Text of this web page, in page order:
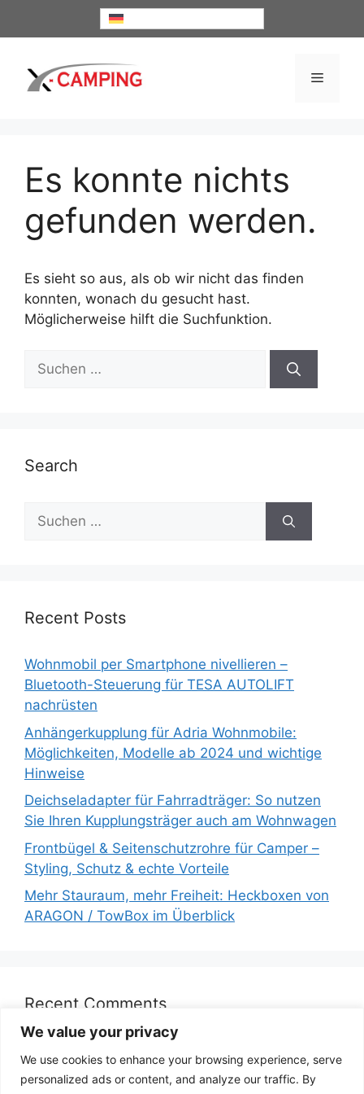
We value your privacy
We use cookies to enhance your browsing experience, serve
personalized ads or content, and analyze our traffic. By
Menü
Es konnte nichts
gefunden werden.
Es sieht so aus, als ob wir nicht das finden
konnten, wonach du gesucht hast.
Möglicherweise hilft die Suchfunktion.
Suche
nach:
Search
Suche
nach:
Recent Posts
Wohnmobil per Smartphone nivellieren –
Bluetooth-Steuerung für TESA AUTOLIFT
nachrüsten
Anhängerkupplung für Adria Wohnmobile:
Möglichkeiten, Modelle ab 2024 und wichtige
Hinweise
Deichseladapter für Fahrradträger: So nutzen
Sie Ihren Kupplungsträger auch am Wohnwagen
Frontbügel & Seitenschutzrohre für Camper –
Styling, Schutz & echte Vorteile
Mehr Stauraum, mehr Freiheit: Heckboxen von
ARAGON / TowBox im Überblick
Recent Comments